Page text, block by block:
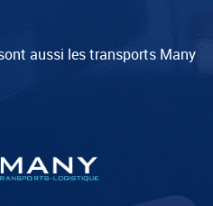
aussi les transports Many